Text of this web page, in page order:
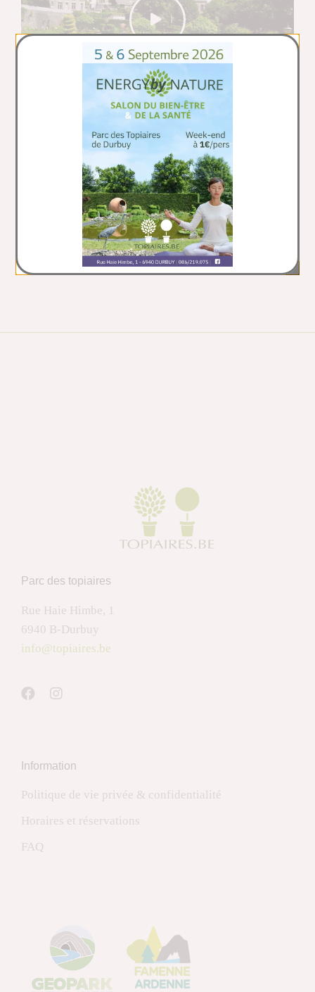
“ A Durbuy, la "plus
petite ville du monde"
“
Parc des topiaires
Rue Haie Himbe, 1
6940 B-Durbuy
info@topiaires.be
Information
Politique de vie privée & confidentialité
Horaires et réservations
FAQ